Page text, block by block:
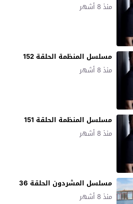
منذ 8 أشهر
مسلسل المنظمة الحلقة 152
منذ 8 أشهر
مسلسل المنظمة الحلقة 151
منذ 8 أشهر
مسلسل المشردون الحلقة 36
منذ 8 أشهر